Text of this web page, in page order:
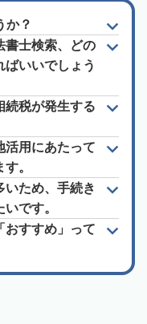
か？
書士検索、どの
いいでしょう
続税が発生する
活用にあたって
。
いため、手続き
です。
おすすめ」って